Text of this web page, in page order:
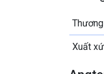
Xuất